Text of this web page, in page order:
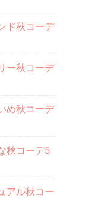
ド秋コーデ
ー秋コーデ
め秋コーデ
秋コーデ5
アル秋コー